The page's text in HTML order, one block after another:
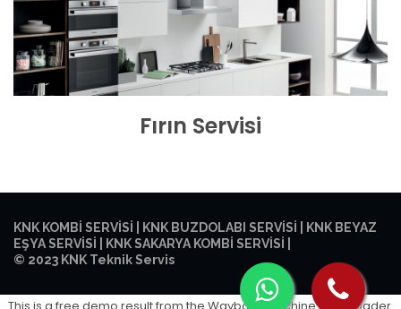
Fırın Servisi
KNK KOMBİ SERVİSİ KNK BUZDOLABI SERVİSİ
KNK BEYAZ
EŞYA SERVİSİ
KNK SAKARYA KOMBİ SERVİSİ
© 2023 KNK Teknik Servis